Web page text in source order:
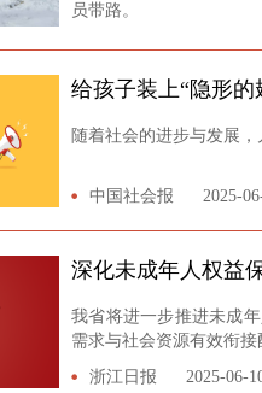
员带路。
潮新闻
2025-06-13
给孩子装上“隐形的
随着社会的进步与发展
中国社会报 2025-
深化未成年人权益
我省将进一步推进未成
需求与社会资源有效衔接
浙江日报
2025-06-